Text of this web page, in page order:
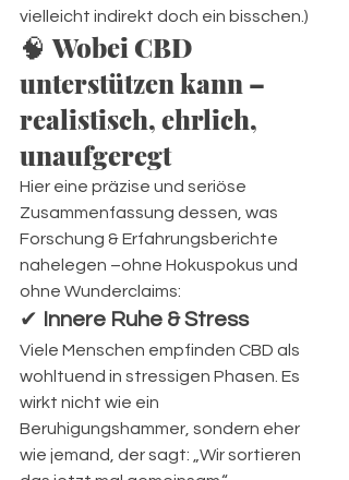
vielleicht indirekt doch ein bisschen.)
🧠 Wobei CBD
unterstützen kann –
realistisch, ehrlich,
unaufgeregt
Hier eine präzise und seriöse
Zusammenfassung dessen, was
Forschung & Erfahrungsberichte
nahelegen –ohne Hokuspokus und
ohne Wunderclaims:
✔ Innere Ruhe & Stress
Viele Menschen empfinden CBD als
wohltuend in stressigen Phasen. Es
wirkt nicht wie ein
Beruhigungshammer, sondern eher
wie jemand, der sagt: „Wir sortieren